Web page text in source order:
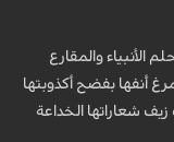
والمقارع
أنفها بفضح أكذوبتها
شعاراتها الخداعة